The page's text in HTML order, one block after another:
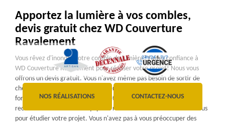
NOS RÉALISATIONS CONTACTEZ-NOUS
Apportez la lumière à vos combles,
devis gratuit chez WD Couverture
Ravalement
Vous rêvez d'inonder votre comble de lumière? Faites confiance à
WD Couverture Ravalement pour réaliser votre projet! Nous vous
offrons un devis gratuit. Vous n'avez même pas besoin de sortir de
chez vous. Il vous suffit de consulter notre site, de remplir le
formulaire de demande de devis, et en moins de 24 heures, vous
recevrez le vôtre. Notre équipe se rendra immédiatement chez vous
pour étudier votre projet. Vous n'avez pas à vous préoccuper des